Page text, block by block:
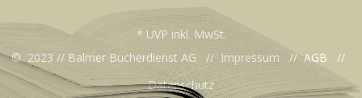
* UVP inkl. MwSt.
© 2023 // Balmer Bücherdienst AG // Impressum // AGB //
Datenschutz